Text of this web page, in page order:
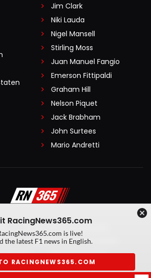
Jim Clark
Niki Lauda
Nigel Mansell
Stirling Moss
Juan Manuel Fangio
Emerson Fittipaldi
Graham Hill
Nelson Piquet
Jack Brabham
John Surtees
Mario Andretti
Algemene voorwaarden
Created by On Your Marks
Kansspeluitingen
RacingNews365.com
is live!
the latest F1 news in English.
RACINGNEWS365.COM